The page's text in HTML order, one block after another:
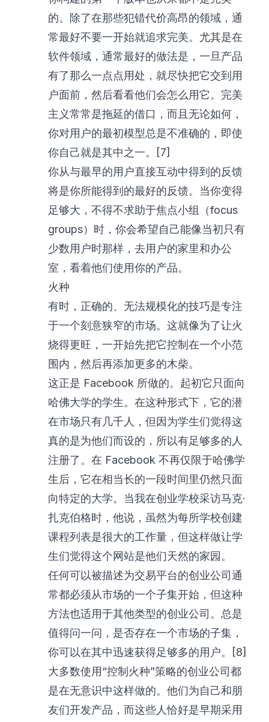
的。除了在那些犯错代价高昂的领域，通
常最好不要一开始就追求完美。尤其是在
软件领域，通常最好的做法是，一旦产品
有了那么一点点用处，就尽快把它交到用
户面前，然后看看他们会怎么用它。完美
主义常常是拖延的借口，而且无论如何，
你对用户的最初模型总是不准确的，即使
你自己就是其中之一。[7]
你从与最早的用户直接互动中得到的反馈
将是你所能得到的最好的反馈。当你变得
足够大，不得不求助于焦点小组（focus
groups）时，你会希望自己能像当初只有
少数用户时那样，去用户的家里和办公
室，看着他们使用你的产品。
火种
有时，正确的、无法规模化的技巧是专注
于一个刻意狭窄的市场。这就像为了让火
烧得更旺，一开始先把它控制在一个小范
围内，然后再添加更多的木柴。
这正是 Facebook 所做的。起初它只面向
哈佛大学的学生。在这种形式下，它的潜
在市场只有几千人，但因为学生们觉得这
真的是为他们而设的，所以有足够多的人
注册了。在 Facebook 不再仅限于哈佛学
生后，它在相当长的一段时间里仍然只面
向特定的大学。当我在创业学校采访马克·
扎克伯格时，他说，虽然为每所学校创建
课程列表是很大的工作量，但这样做让学
生们觉得这个网站是他们天然的家园。
任何可以被描述为交易平台的创业公司通
常都必须从市场的一个子集开始，但这种
方法也适用于其他类型的创业公司。总是
值得问一问，是否存在一个市场的子集，
你可以在其中迅速获得足够多的用户。[8]
大多数使用“控制火种”策略的创业公司都
是在无意识中这样做的。他们为自己和朋
友们开发产品，而这些人恰好是早期采用